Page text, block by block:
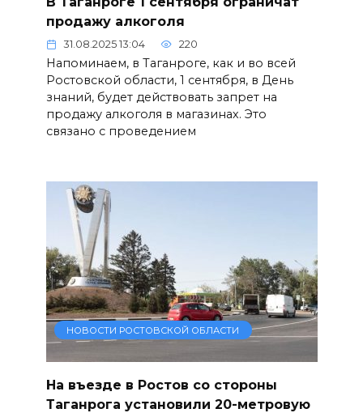
продажу алкоголя
31.08.2025 13:04 220
Напоминаем, в Таганроге, как и во всей
Ростовской области, 1 сентября, в День
знаний, будет действовать запрет на
продажу алкоголя в магазинах. Это
связано с проведением
НОВОСТИ РОСТОВСКОЙ ОБЛАСТИ
На въезде в Ростов со стороны
Таганрога установили 20-метровую